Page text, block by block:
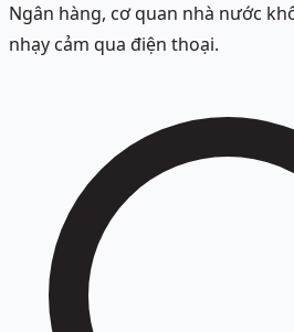
Ngân hàng, cơ quan nhà nước
nhạy cảm qua điện thoại.